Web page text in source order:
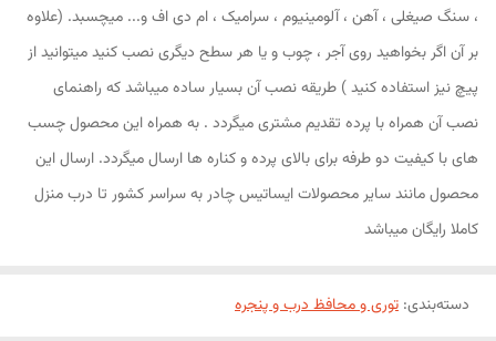
، سنگ صیغلی ، آهن ، آلومینیوم ، سرامیک ، ام دی اف و... میچسبد. (علاوه
بر آن اگر بخواهید روی آجر ، چوب و یا هر سطح دیگری نصب کنید میتوانید از
پیچ نیز استفاده کنید ) طریقه نصب آن بسیار ساده میباشد که راهنمای
نصب آن همراه با پرده تقدیم مشتری میگردد . به همراه این محصول چسب
های با کیفیت دو طرفه برای بالای پرده و کناره ها ارسال میگردد. ارسال این
محصول مانند سایر محصولات ایساتیس چادر به سراسر کشور تا درب منزل
کاملا رایگان میباشد
دسته‌بندی: توری و محافظ درب و پنجره